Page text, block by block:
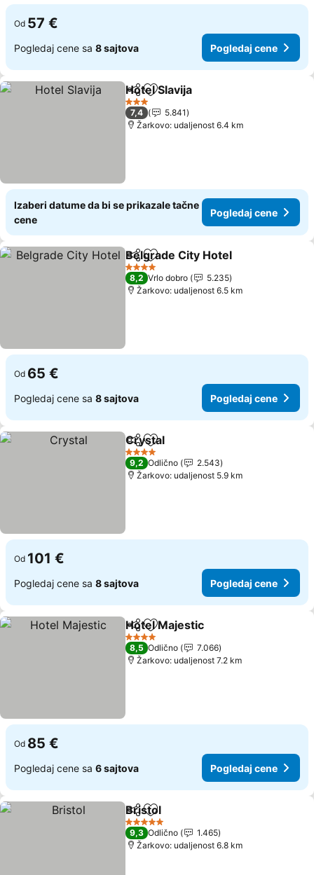
Od 57 €
Pogledaj cene sa 8 sajtova Pogledaj cene
Deli Dodati u favorite
Hotel Slavija
3 Zvezdice
7,4
5.841
Žarkovo: udaljenost 6.4 km
Izaberi datume da bi se prikazale tačne
cene
Pogledaj cene
Deli Dodati u favorite
Belgrade City Hotel
4 Zvezdice
8,2 Vrlo dobro
5.235
Žarkovo: udaljenost 6.5 km
Od 65 €
Pogledaj cene sa 8 sajtova Pogledaj cene
Deli Dodati u favorite
Crystal
4 Zvezdice
9,2 Odlično
2.543
Žarkovo: udaljenost 5.9 km
Od 101 €
Pogledaj cene sa 8 sajtova Pogledaj cene
Deli Dodati u favorite
Hotel Majestic
4 Zvezdice
8,5 Odlično
7.066
Žarkovo: udaljenost 7.2 km
Od 85 €
Pogledaj cene sa 6 sajtova Pogledaj cene
Deli Dodati u favorite
Bristol
5 Zvezdice
9,3 Odlično
1.465
Žarkovo: udaljenost 6.8 km